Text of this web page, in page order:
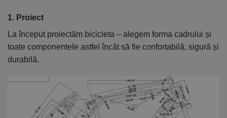
1. Proiect
La început proiectăm bicicleta – alegem forma cadrului și
toate componentele astfel încât să fie confortabilă, sigură și
durabilă.